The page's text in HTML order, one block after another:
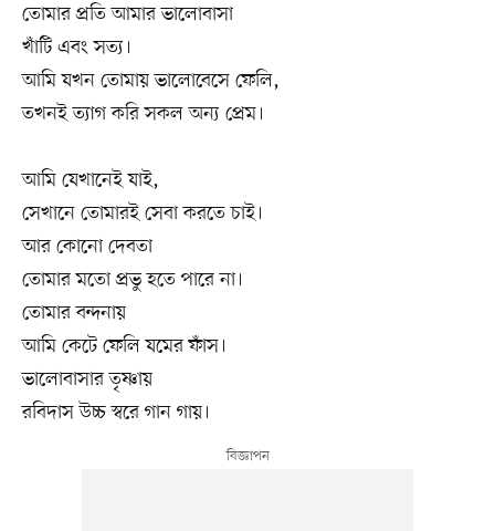
তোমার প্রতি আমার ভালোবাসা
খাঁটি এবং সত্য।
আমি যখন তোমায় ভালোবেসে ফেলি,
তখনই ত্যাগ করি সকল অন্য প্রেম।
আমি যেখানেই যাই,
সেখানে তোমারই সেবা করতে চাই।
আর কোনো দেবতা
তোমার মতো প্রভু হতে পারে না।
তোমার বন্দনায়
আমি কেটে ফেলি যমের ফাঁস।
ভালোবাসার তৃষ্ণায়
রবিদাস উচ্চ স্বরে গান গায়।